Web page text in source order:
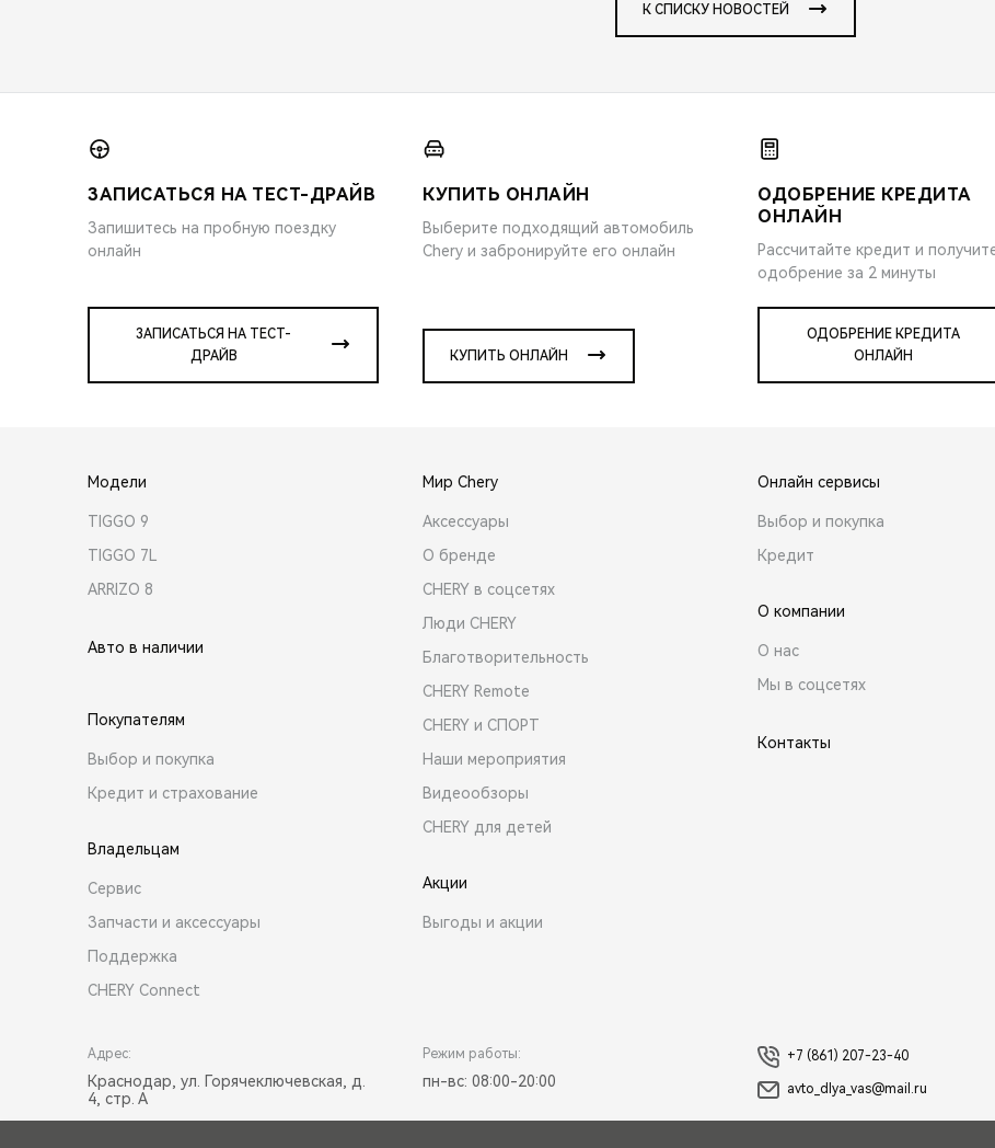
К СПИСКУ НОВОСТЕЙ
ЗАПИСАТЬСЯ НА ТЕСТ-ДРАЙВ
Запишитесь на пробную поездку
онлайн
ЗАПИСАТЬСЯ НА ТЕСТ-
ДРАЙВ
КУПИТЬ ОНЛАЙН
Выберите подходящий автомобиль
Chery и забронируйте его онлайн
КУПИТЬ ОНЛАЙН
ОДОБРЕНИЕ КРЕДИТА
ОНЛАЙН
Рассчитайте кредит и
одобрение за 2 минуты
ОДОБРЕНИЕ КРЕДИТА
ОНЛАЙН
Модели
TIGGO 9
TIGGO 7L
ARRIZO 8
Авто в наличии
Покупателям
Выбор и покупка
Кредит и страхование
Владельцам
Сервис
Запчасти и аксессуары
Поддержка
CHERY Connect
Мир Chery
Аксессуары
О бренде
CHERY в соцсетях
Люди CHERY
Благотворительность
CHERY Remote
CHERY и СПОРТ
Наши мероприятия
Видеообзоры
CHERY для детей
Акции
Выгоды и акции
Онлайн сервисы
Выбор и покупка
Кредит
О компании
О нас
Мы в соцсетях
Контакты
Адрес:
Краснодар, ул. Горячеключевская, д.
4, стр. А
Режим работы:
пн-вс: 08:00-20:00
+7 (861) 207-23-40
avto_dlya_vas@mail.ru